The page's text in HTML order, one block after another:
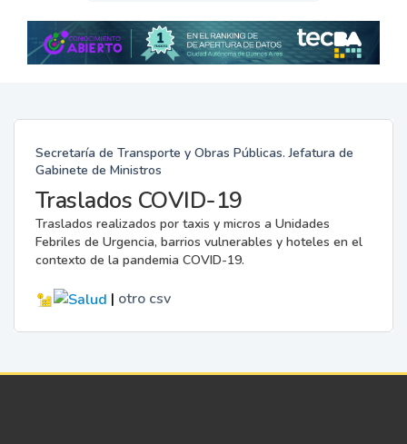
Secretaría de Transporte y Obras Públicas. Jefatura de
Gabinete de Ministros
Traslados COVID-19
Traslados realizados por taxis y micros a Unidades
Febriles de Urgencia, barrios vulnerables y hoteles en el
contexto de la pandemia COVID-19.
| otro csv